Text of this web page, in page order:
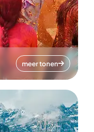
meer tonen